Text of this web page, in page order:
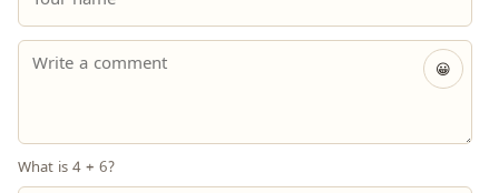
😀
What is 4 + 6?